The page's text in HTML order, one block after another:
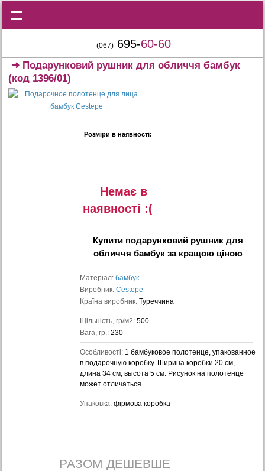
(067) 695-60-60
➜ Подарунковий рушник для обличчя бамбук
(код 1396/01)
Розміри в наявності:
Немає в
наявностi :(
Купити подарунковий рушник для
обличчя бамбукза кращою ціною
Матеріал: бамбук
Виробник: Cestepe
Країна виробник: Туреччина
Щільність, гр/м2: 500
Вага, гр.: 230
Особливості: 1 бамбуковое полотенце, упакованное
в подарочную коробку. Ширина коробки 20 см,
длина 34 см, высота 5 см. Рисунок на полотенце
может отличаться.
Упаковка: фірмова коробка
РАЗОМ ДЕШЕВШЕ